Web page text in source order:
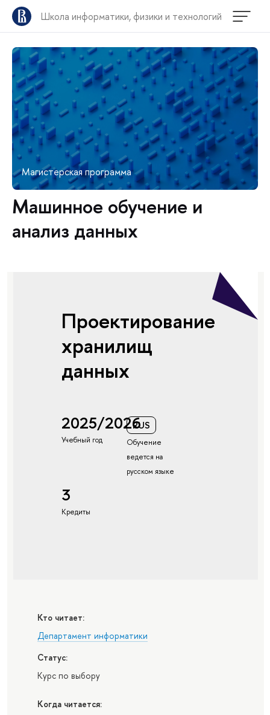
Школа информатики, физики и технологий
Магистерская программа
Машинное обучение и
анализ данных
Проектирование
хранилищ
данных
2025/2026
Учебный год
RUS
Обучение
ведется на
русском языке
3
Кредиты
Кто читает:
Департамент информатики
Статус:
Курс по выбору
Когда читается: